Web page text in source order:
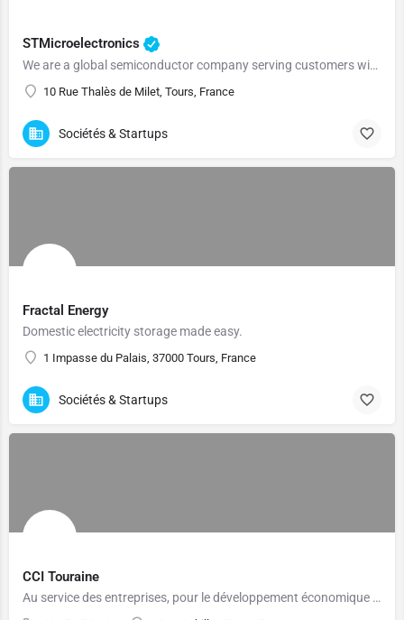
STMicroelectronics
We are a global semiconductor company serving customers with innovations that make a positive impact on people's lives.
10 Rue Thalès de Milet, Tours, France
Sociétés & Startups
Fractal Energy
Domestic electricity storage made easy.
1 Impasse du Palais, 37000 Tours, France
Sociétés & Startups
CCI Touraine
Au service des entreprises, pour le développement économique du territoire